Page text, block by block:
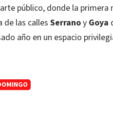
público, donde la
de las calles Serranoy Goya
año en un espacio